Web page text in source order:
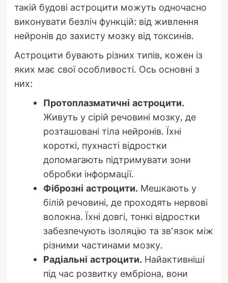
такій будові астроцити можуть одночасно
виконувати безліч функцій: від живлення
нейронів до захисту мозку від токсинів.
Астроцити бувають різних типів, кожен із
яких має свої особливості. Ось основні з
них:
Протоплазматичні астроцити.
Живуть у сірій речовині мозку, де
розташовані тіла нейронів. Їхні
короткі, пухнасті відростки
допомагають підтримувати зони
обробки інформації.
Фіброзні астроцити. Мешкають у
білій речовині, де проходять нервові
волокна. Їхні довгі, тонкі відростки
забезпечують ізоляцію та зв’язок між
різними частинами мозку.
Радіальні астроцити. Найактивніші
під час розвитку ембріона, вони